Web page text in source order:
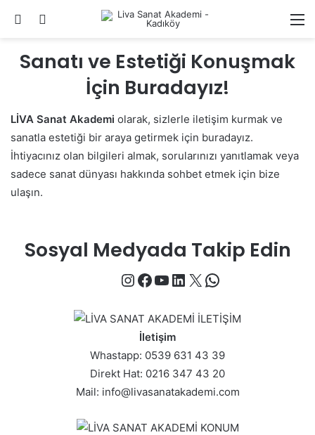
Arama yap ...
Dış görünümü değiştir
Sanatı ve Estetiği Konuşmak
İçin Buradayız!
LİVA Sanat Akademi olarak, sizlerle iletişim kurmak ve
sanatla estetiği bir araya getirmek için buradayız.
İhtiyacınız olan bilgileri almak, sorularınızı yanıtlamak veya
sadece sanat dünyası hakkında sohbet etmek için bize
ulaşın.
Sosyal Medyada Takip Edin
Instagram
Facebook
YouTube
LinkedIn
X WhatsApp
İletişim
Whastapp: 0539 631 43 39
Direkt Hat: 0216 347 43 20
Mail: info@livasanatakademi.com